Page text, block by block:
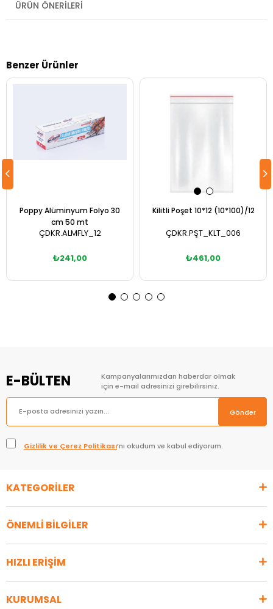
ÜRÜN ÖNERILERI
Benzer Ürünler
Poppy Alüminyum Folyo 30
cm 50 mt
ÇDKR.ALMFLY_12
₺241,00
Kilitli Poşet 10*12 (10*100)/12
ÇDKR.PŞT_KLT_006
₺461,00
E-BÜLTEN
Kampanyalarımızdan haberdar olmak
için e-mail adresinizi girebilirsiniz.
Gönder
Gizlilik ve Çerez Politikası’nı okudum ve kabul ediyorum.
KATEGORİLER
ÖNEMLİ BİLGİLER
HIZLI ERİŞİM
KURUMSAL